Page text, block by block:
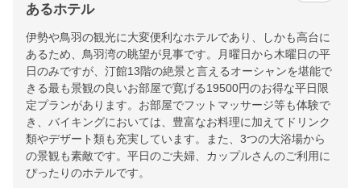
あるホテル
伊勢や鳥羽の観光に大変便利なホテルであり、しかも高台に
あるため、鳥羽湾の眺望が見事です。月曜日から木曜日の平
日のみですが、汀館13階の絶景と言えるオーシャンを堪能で
きる最も景観の良いお部屋で寛げる19500円のお得な平日限
定プランがあります。お部屋でフットマッサージ等も体験で
き、バイキングにおいては、豊富なお料理に加えてドリンク
類やデザート類も充実しています。また、3つの大浴場から
の景観も素敵です。平日のご夫婦、カップルさんのご利用に
ぴったりのホテルです。